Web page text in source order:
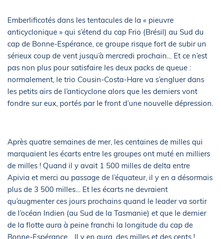
Emberlificotés dans les tentacules de la « pieuvre
anticyclonique » qui s’étend du cap Frio (Brésil) au Sud du
cap de Bonne-Espérance, ce groupe risque fort de subir un
sérieux coup de vent jusqu’à mercredi prochain… Et ce n’est
pas non plus pour satisfaire les deux packs de queue :
normalement, le trio Cousin-Costa-Hare va s’engluer dans
les petits airs de l’anticyclone alors que les derniers vont
fondre sur eux, portés par le front d’une nouvelle dépression.
Après quatre semaines de mer, les centaines de milles qui
marquaient les écarts entre les groupes ont muté en milliers
de milles ! Quand il y avait 1 500 milles de delta entre
Apivia et merci au passage de l’équateur, il y en a désormais
plus de 3 500 milles… Et les écarts ne devraient
qu’augmenter ces jours prochains quand le leader va sortir
de l’océan Indien (au Sud de la Tasmanie) et que le dernier
de la flotte aura à peine franchi la longitude du cap de
Bonne-Espérance… Il y en aura, des milles et des cents !